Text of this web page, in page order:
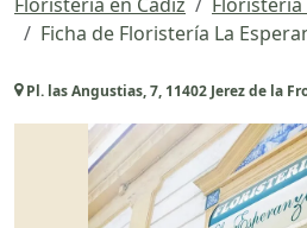
Ficha de Floristería La
Pl. las Angustias, 7, 11402 Jerez de la